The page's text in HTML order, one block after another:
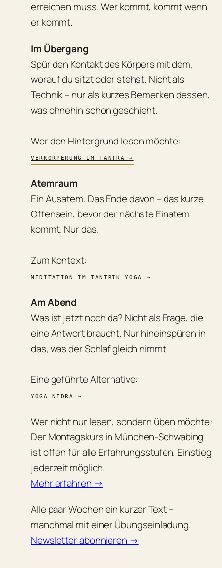
erreichen muss. Wer kommt, kommt wenn
er kommt.
Im Übergang
Spür den Kontakt des Körpers mit dem,
worauf du sitzt oder stehst. Nicht als
Technik – nur als kurzes Bemerken dessen,
was ohnehin schon geschieht.
Wer den Hintergrund lesen möchte:
VERKÖRPERUNG IM TANTRA →
Atemraum
Ein Ausatem. Das Ende davon – das kurze
Offensein, bevor der nächste Einatem
kommt. Nur das.
Zum Kontext:
MEDITATION IM TANTRIK YOGA →
Am Abend
Was ist jetzt noch da? Nicht als Frage, die
eine Antwort braucht. Nur hineinspüren in
das, was der Schlaf gleich nimmt.
Eine geführte Alternative:
YOGA NIDRA →
Wer nicht nur lesen, sondern üben möchte:
Der Montagskurs in München-Schwabing
ist offen für alle Erfahrungsstufen. Einstieg
jederzeit möglich.
Mehr erfahren →
Alle paar Wochen ein kurzer Text –
manchmal mit einer Übungseinladung.
Newsletter abonnieren →